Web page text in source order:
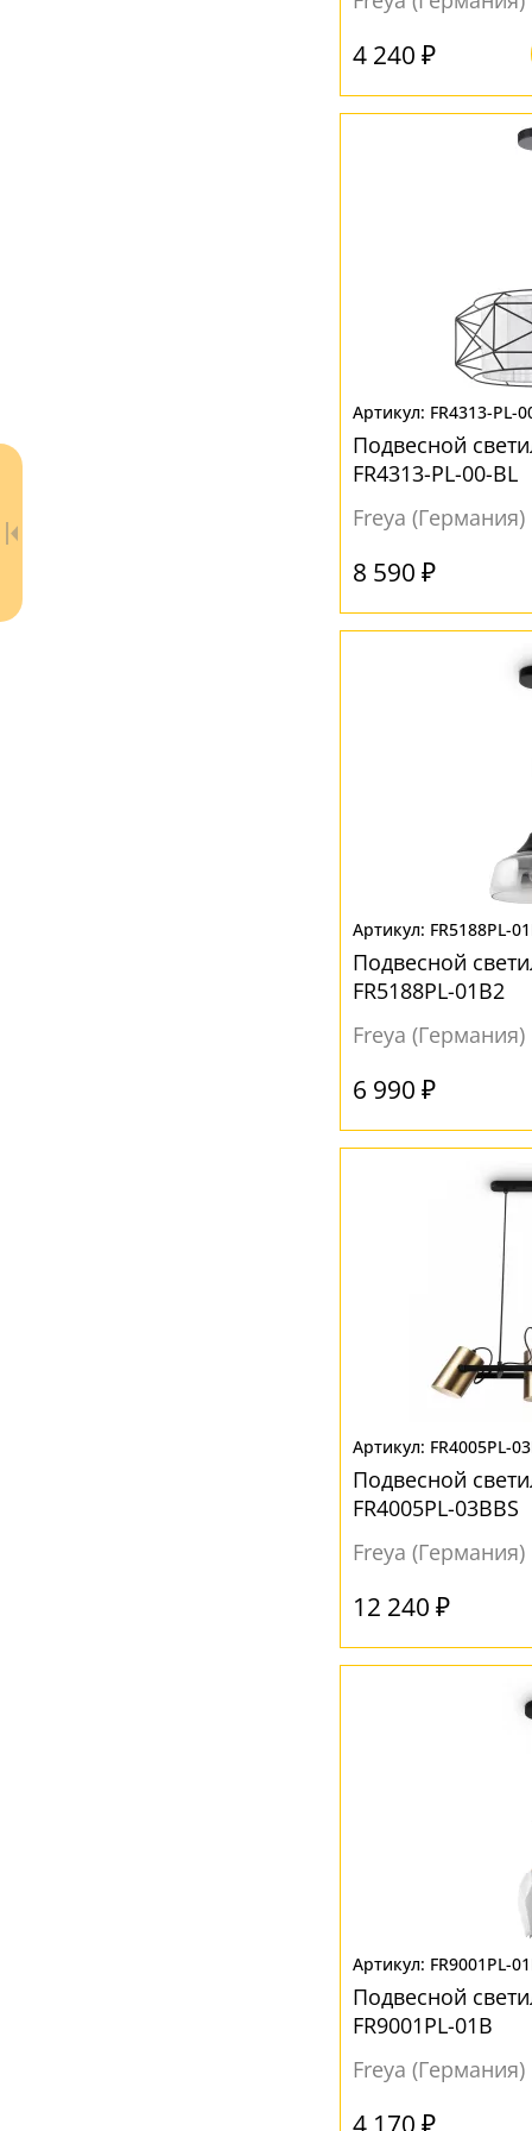
4 240 ₽
FR4313-PL-
Подвесной
FR4313-PL-00-BL
Freya (Германия)
8 590 ₽
FR5188PL-
Подвесной
FR5188PL-01B2
Freya (Германия)
6 990 ₽
FR4005PL-
Подвесной
FR4005PL-03BBS
Freya (Германия)
12 240 ₽
FR9001PL-
Подвесной
FR9001PL-01B
Freya (Германия)
4 170 ₽